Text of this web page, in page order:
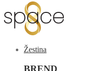
Žestina
BREND